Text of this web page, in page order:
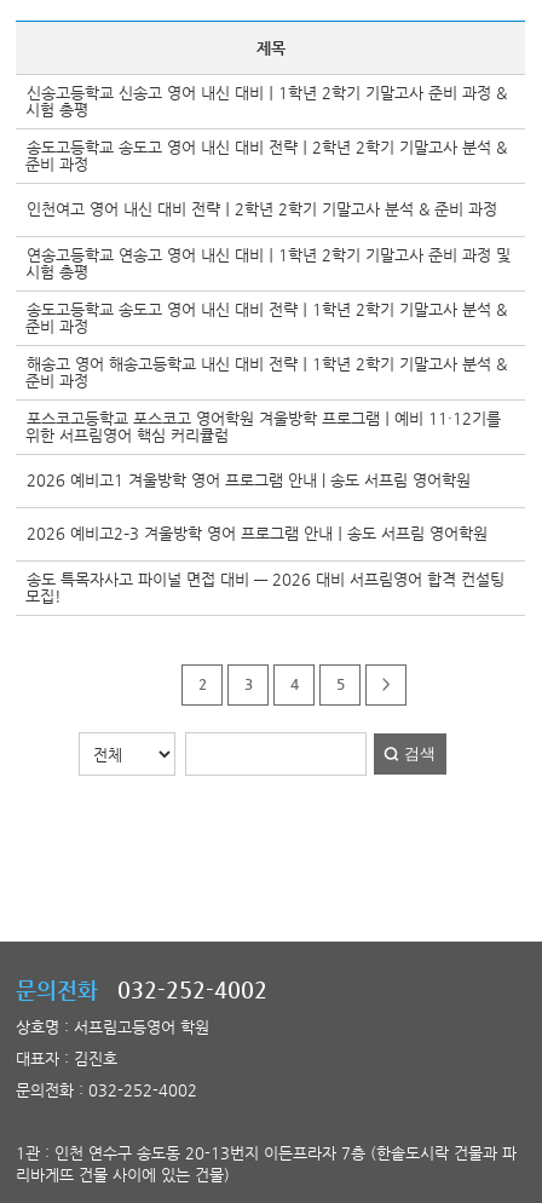
제목
신송고등학교 신송고 영어 내신 대비｜1학년 2학기 기말고사 준비 과정 &
시험 총평
송도고등학교 송도고 영어 내신 대비 전략｜2학년 2학기 기말고사 분석 &
준비 과정
인천여고 영어 내신 대비 전략｜2학년 2학기 기말고사 분석 & 준비 과정
연송고등학교 연송고 영어 내신 대비｜1학년 2학기 기말고사 준비 과정 및
시험 총평
송도고등학교 송도고 영어 내신 대비 전략｜1학년 2학기 기말고사 분석 &
준비 과정
해송고 영어 해송고등학교 내신 대비 전략｜1학년 2학기 기말고사 분석 &
준비 과정
포스코고등학교 포스코고 영어학원 겨울방학 프로그램｜예비 11·12기를
위한 서프림영어 핵심 커리큘럼
2026 예비고1 겨울방학 영어 프로그램 안내 | 송도 서프림 영어학원
2026 예비고2–3 겨울방학 영어 프로그램 안내｜송도 서프림 영어학원
송도 특목자사고 파이널 면접 대비 ― 2026 대비 서프림영어 합격 컨설팅
모집!
2 3 4 5 >
검색
문의전화 032-252-4002
상호명 : 서프림고등영어 학원
대표자 : 김진호
문의전화 : 032-252-4002
1관 : 인천 연수구 송도동 20-13번지 이든프라자 7층 (한솥도시락 건물과 파
리바게뜨 건물 사이에 있는 건물)